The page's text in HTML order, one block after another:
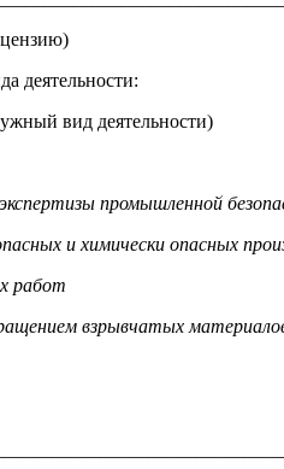
деятельности:
деятельности)
промышленной
и химически опасных
работ
взрывчатых